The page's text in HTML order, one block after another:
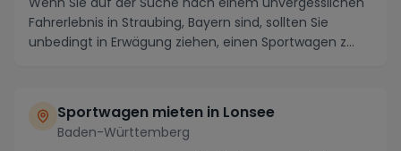
Fahrerlebnis in Straubing, Bayern sind, sollten Sie
unbedingt in Erwägung ziehen, einen Sportwagen z...
Sportwagen mieten in Lonsee
Baden-Württemberg